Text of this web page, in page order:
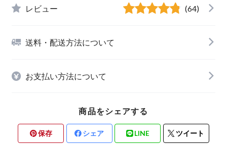
レビュー (64)
送料・配送方法について
お支払い方法について
商品をシェアする
保存 シェア LINE ツイート